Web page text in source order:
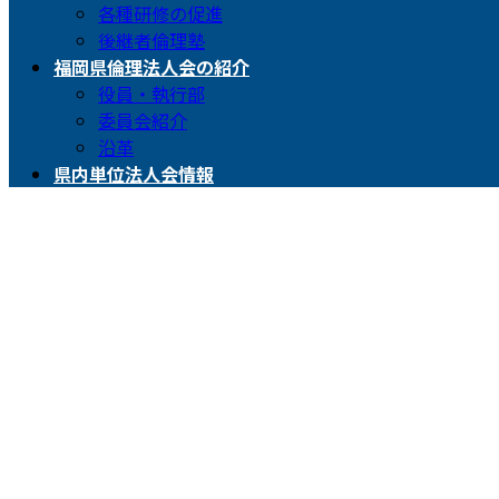
各種研修の促進
後継者倫理塾
福岡県倫理法人会の紹介
役員・執行部
委員会紹介
沿革
県内単位法人会情報